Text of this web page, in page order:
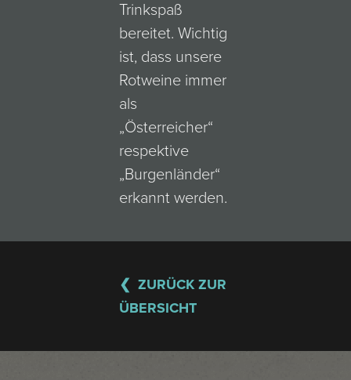
Trinkspaß
bereitet. Wichtig
ist, dass unsere
Rotweine immer
als
„Österreicher“
respektive
„Burgenländer“
erkannt werden.
ZURÜCK ZUR
ÜBERSICHT